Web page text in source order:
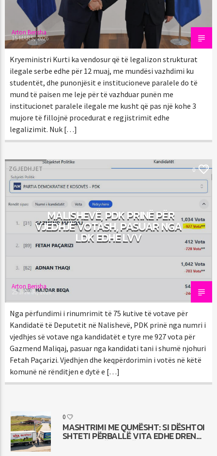
Arton Berisha
15 MARS, 2026
Kryeministri Kurti ka vendosur që të legalizon strukturat
ilegale serbe edhe për 12 muaj, me mundësi vazhdimi ku
studentët, dhe punonjësit e institucioneve paralele do të
mund të paisen me leje për të vazhduar punën me
institucionet paralele ilegale me kusht që pas një kohe 3
mujore të fillojnë procedurat e regjistrimit edhe
legalizimit. Nuk […]
ZGJEDHJET 0
MALISHEVË, PDK PRINË PËR
VJEDHJE VOTASH, PASUAR NGA
LDK EDHE LVV
Arton Berisha
25 JANAR, 2026
Nga përfundimi i rinumrimit të 75 kutive të votave për
Kandidatë të Deputetit në Nalishevë, PDK prinë nga numri i
vjedhjes së votave nga kandidatët e tyre me 927 vota për
Gazmend Maliqaj, pasuar nga kandidati tani i shumë njohuri
Fetah Paçarizi. Vjedhjen dhe keqpërdorimin i votës në këtë
komunë në rënditjen e dytë e […]
0
MASHTRIMI ME QUMËSHT: SI DËSHTOI
SHTETI PËRBALLË VITA EDHE DRENA
DHE VAJI TË PALMËS